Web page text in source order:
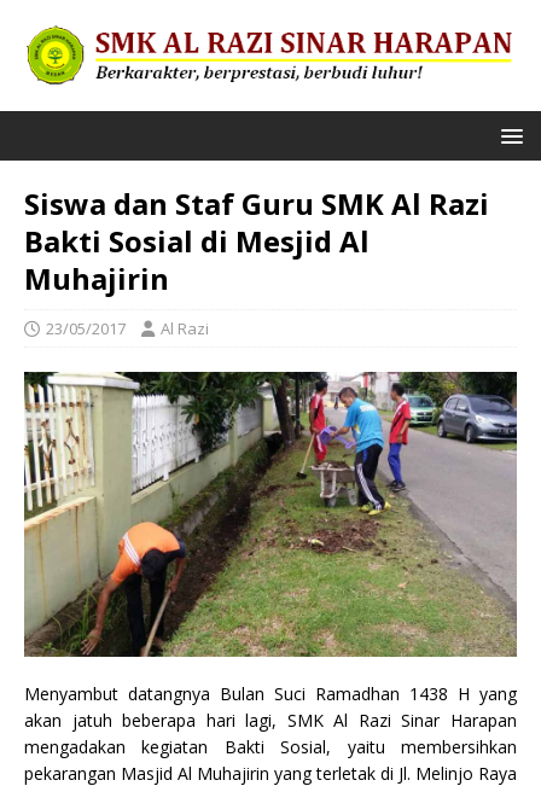
Siswa dan Staf Guru SMK Al Razi
Bakti Sosial di Mesjid Al
Muhajirin
23/05/2017 Al Razi
Menyambut datangnya Bulan Suci Ramadhan 1438 H yang
akan jatuh beberapa hari lagi, SMK Al Razi Sinar Harapan
mengadakan kegiatan Bakti Sosial, yaitu membersihkan
pekarangan Masjid Al Muhajirin yang terletak di Jl. Melinjo Raya